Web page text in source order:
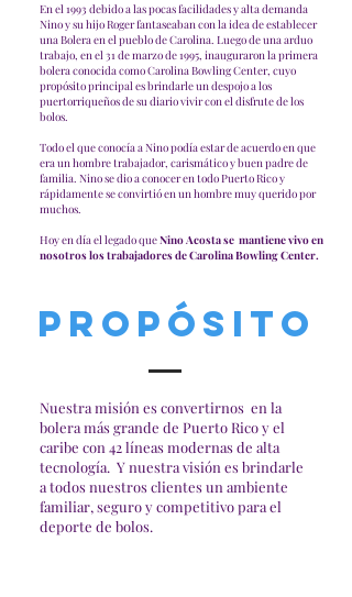
En el 1993 debido a las pocas facilidades y alta demanda
Nino y su hijo Roger fantaseaban con la idea de establecer
una Bolera en el pueblo de Carolina. Luego de una arduo
trabajo, en el 31 de marzo de 1995, inauguraron la primera
bolera conocida como Carolina Bowling Center, cuyo
propósito principal es brindarle un despojo a los
puertorriqueños de su diario vivir con el disfrute de los
bolos.
Todo el que conocía a Nino podía estar de acuerdo en que
era un hombre trabajador, carismático y buen padre de
familia. Nino se dio a conocer en todo Puerto Rico y
rápidamente se convirtió en un hombre muy querido por
muchos.
Hoy en día el legado queNino Acosta se mantiene vivo en
nosotros los trabajadores de Carolina Bowling Center.
Propósito
Nuestra misión es convertirnos en la
bolera más grande de Puerto Rico y el
caribe con 42 líneas modernas de alta
tecnología. Y nuestra visión es brindarle
a todos nuestros clientes un ambiente
familiar, seguro y competitivo para el
deporte de bolos.